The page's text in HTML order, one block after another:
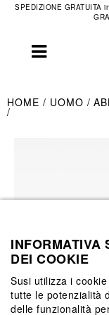
SPEDIZIONE GRATUITA
HOME UOMO
INFORMATIVA
DEI COOKIE
Susi utilizza i
tutte le potenzialità
delle funzionalità